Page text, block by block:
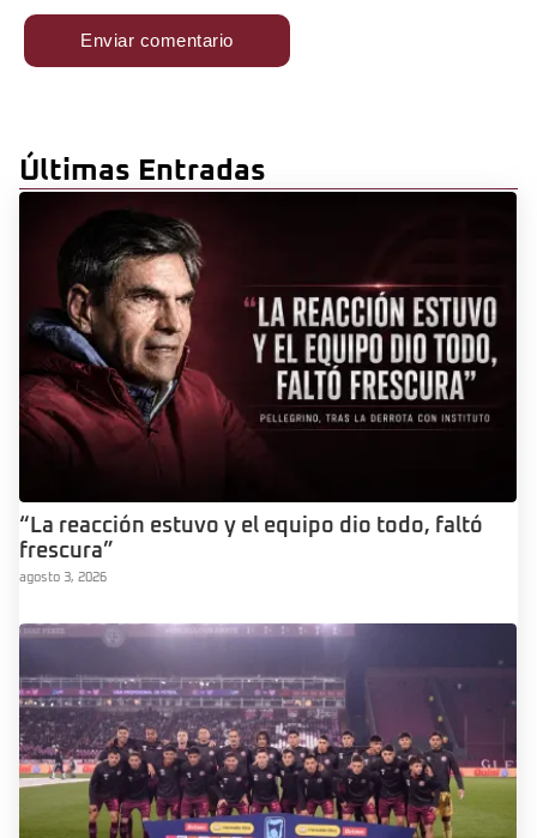
Últimas Entradas
“La reacción estuvo y el equipo dio todo, faltó
frescura”
agosto 3, 2026